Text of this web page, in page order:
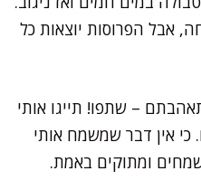
אבל הפרוסות יוצאות כל
– שתפו! תייגו אותי
אין דבר שמשמח אותי
ומתוקים באמת.